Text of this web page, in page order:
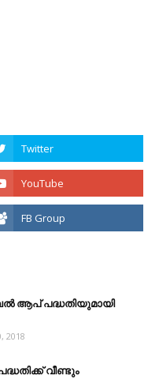
ആപ് പദ്ധതിയുമായി
2018
വീണ്ടും